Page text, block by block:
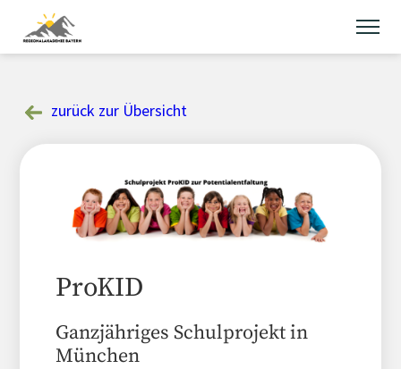
content
zurück zur Übersicht
ProKID
Ganzjähriges Schulprojekt in
München